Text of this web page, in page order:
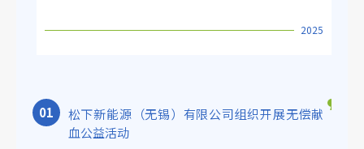
2025
01
松下新能源（无锡）有限公司组织开展无偿献
血公益活动